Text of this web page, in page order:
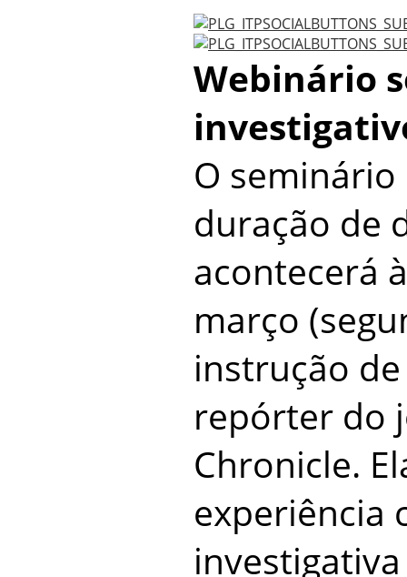
Webinário
O
duração de
acontecerá
março
instrução
repórter do
Chronicle.
experiência